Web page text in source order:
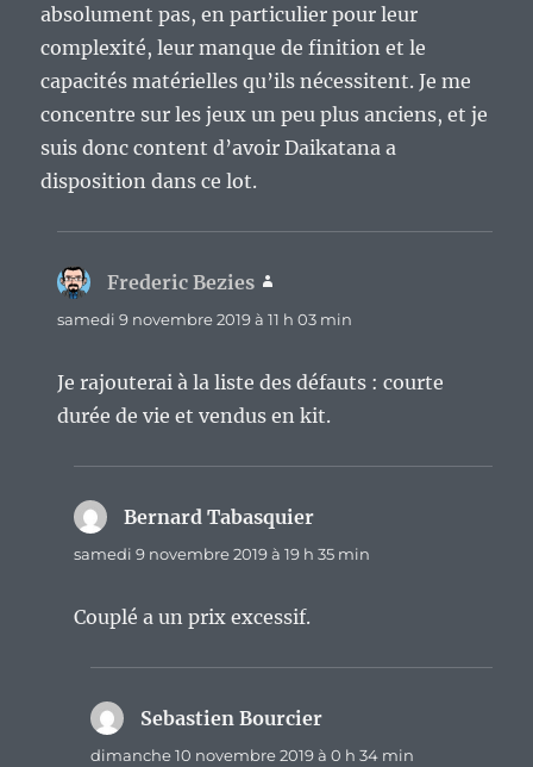
absolument pas, en particulier pour leur
complexité, leur manque de finition et le
capacités matérielles qu’ils nécessitent. Je me
concentre sur les jeux un peu plus anciens, et je
suis donc content d’avoir Daikatana a
disposition dans ce lot.
Frederic Bezies
samedi 9 novembre 2019 à 11 h 03 min
Je rajouterai à la liste des défauts : courte
durée de vie et vendus en kit.
Bernard Tabasquier
samedi 9 novembre 2019 à 19 h 35 min
Couplé a un prix excessif.
Sebastien Bourcier
dimanche 10 novembre 2019 à 0 h 34 min